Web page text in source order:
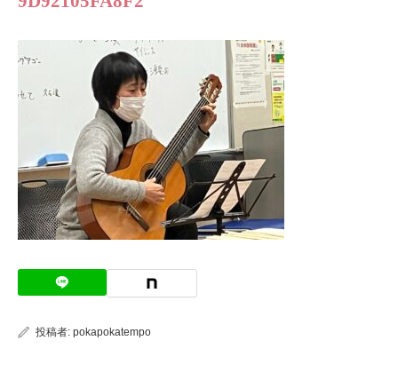
投稿者: pokapokatempo